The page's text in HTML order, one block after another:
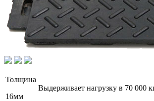
Толщина
16мм
Выдерживает нагрузку в 70 000